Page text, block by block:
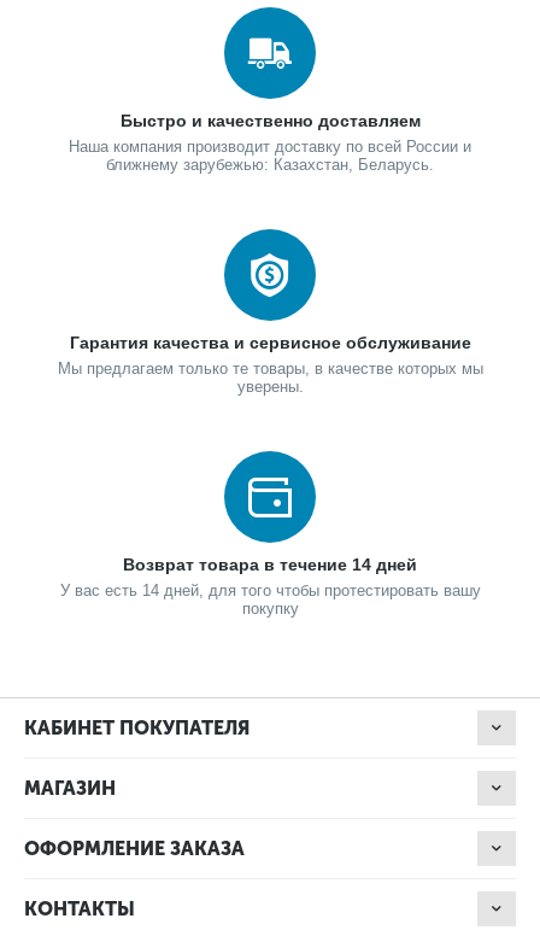
Быстро и качественно доставляем
Наша компания производит доставку по всей России и
ближнему зарубежью: Казахстан, Беларусь.
Гарантия качества и сервисное обслуживание
Мы предлагаем только те товары, в качестве которых мы
уверены.
Возврат товара в течение 14 дней
У вас есть 14 дней, для того чтобы протестировать вашу
покупку
КАБИНЕТ ПОКУПАТЕЛЯ
МАГАЗИН
ОФОРМЛЕНИЕ ЗАКАЗА
КОНТАКТЫ